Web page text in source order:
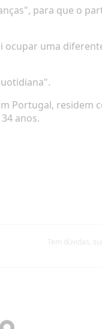
, para que o
ocupar uma
Portugal, residem
anos.
Tem dúvidas,